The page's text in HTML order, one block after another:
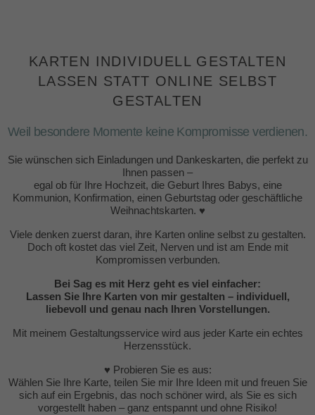
KARTEN INDIVIDUELL GESTALTEN
LASSEN STATT ONLINE SELBST
GESTALTEN
Weil besondere Momente keine Kompromisse verdienen.
Sie wünschen sich Einladungen und Dankeskarten, die perfekt zu
Ihnen passen –
egal ob für Ihre Hochzeit, die Geburt Ihres Babys, eine
Kommunion, Konfirmation, einen Geburtstag oder geschäftliche
Weihnachtskarten. ♥
Viele denken zuerst daran, ihre Karten online selbst zu gestalten.
Doch oft kostet das viel Zeit, Nerven und ist am Ende mit
Kompromissen verbunden.
Bei Sag es mit Herz geht es viel einfacher:
Lassen Sie Ihre Karten von mir gestalten – individuell,
liebevoll und genau nach Ihren Vorstellungen.
Mit meinem Gestaltungsservice wird aus jeder Karte ein echtes
Herzensstück.
♥ Probieren Sie es aus:
Wählen Sie Ihre Karte, teilen Sie mir Ihre Ideen mit und freuen Sie
sich auf ein Ergebnis, das noch schöner wird, als Sie es sich
vorgestellt haben – ganz entspannt und ohne Risiko!